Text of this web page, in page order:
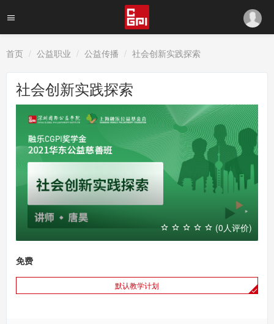
首页 公益职业 公益传播 社会创新实践探索
社会创新实践探索
(0人评价)
免费
默认教学计划